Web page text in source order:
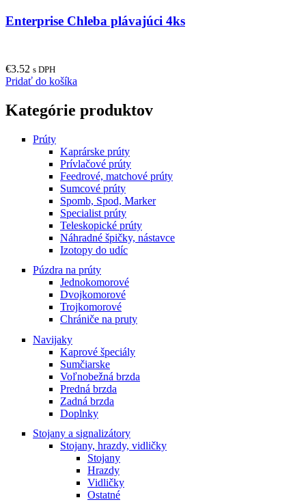
Enterprise Chleba plávajúci 4ks
€3.52 s DPH
Pridať do košíka
Kategórie produktov
Prúty
Kaprárske prúty
Prívlačové prúty
Feedrové, matchové prúty
Sumcové prúty
Spomb, Spod, Marker
Specialist prúty
Teleskopické prúty
Náhradné špičky, nástavce
Izotopy do udíc
Púzdra na prúty
Jednokomorové
Dvojkomorové
Trojkomorové
Chrániče na pruty
Navijaky
Kaprové špeciály
Sumčiarske
Voľnobežná brzda
Predná brzda
Zadná brzda
Doplnky
Stojany a signalizátory
Stojany, hrazdy, vidličky
Stojany
Hrazdy
Vidličky
Ostatné